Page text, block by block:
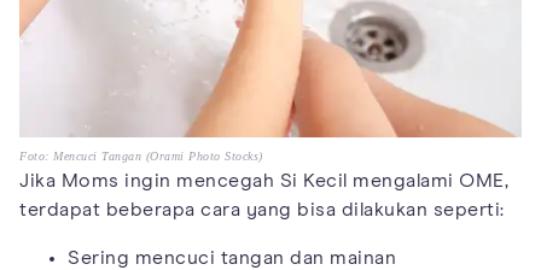
Foto: Mencuci Tangan (Orami Photo Stocks)
Jika Moms ingin mencegah Si Kecil mengalami OME,
terdapat beberapa cara yang bisa dilakukan seperti:
Sering mencuci tangan dan mainan